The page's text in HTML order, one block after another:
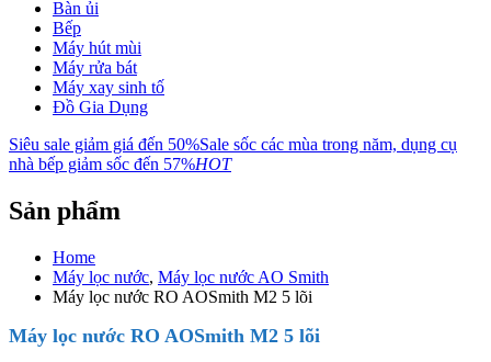
Bàn ủi
Bếp
Máy hút mùi
Máy rửa bát
Máy xay sinh tố
Đồ Gia Dụng
Siêu sale giảm giá đến 50%Sale sốc các mùa trong năm, dụng cụ
nhà bếp giảm sốc đến 57%HOT
Sản phẩm
Home
Máy lọc nước, Máy lọc nước AO Smith
Máy lọc nước RO AOSmith M2 5 lõi
Máy lọc nước RO AOSmith M2 5 lõi